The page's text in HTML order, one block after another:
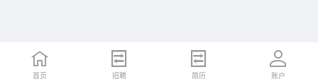
首页 招聘 简历 账户